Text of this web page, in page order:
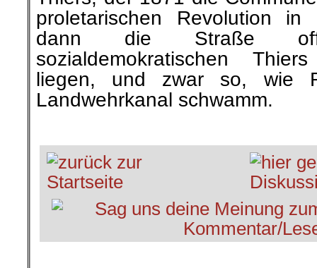
proletarischen Revolution
dann die Straße
sozialdemokratischen
liegen, und zwar so, wie
Landwehrkanal schwamm.